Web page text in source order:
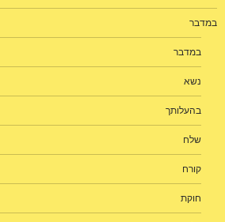
במדבר
במדבר
נשא
בהעלותך
שלח
קורח
חוקת